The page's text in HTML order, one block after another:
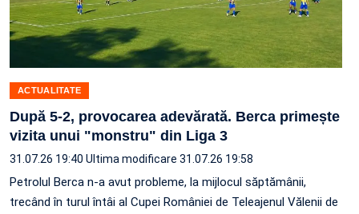
ACTUALITATE
După 5-2, provocarea adevărată. Berca primește
vizita unui "monstru" din Liga 3
31.07.26 19:40 Ultima modificare 31.07.26 19:58
Petrolul Berca n-a avut probleme, la mijlocul săptămânii,
trecând în turul întâi al Cupei României de Teleajenul Vălenii de